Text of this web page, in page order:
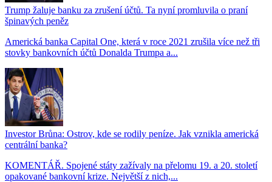
Trump žaluje banku za zrušení účtů. Ta nyní promluvila o praní
špinavých peněz
Americká banka Capital One, která v roce 2021 zrušila více než tři
stovky bankovních účtů Donalda Trumpa a...
Investor Brůna: Ostrov, kde se rodily peníze. Jak vznikla americká
centrální banka?
KOMENTÁŘ. Spojené státy zažívaly na přelomu 19. a 20. století
opakované bankovní krize. Největší z nich,...